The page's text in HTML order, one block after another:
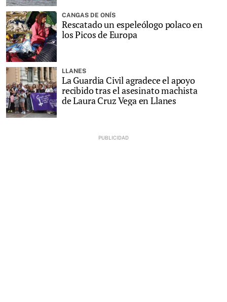
CANGAS DE ONÍS
Rescatado un espeleólogo polaco en
los Picos de Europa
LLANES
La Guardia Civil agradece el apoyo
recibido tras el asesinato machista
de Laura Cruz Vega en Llanes